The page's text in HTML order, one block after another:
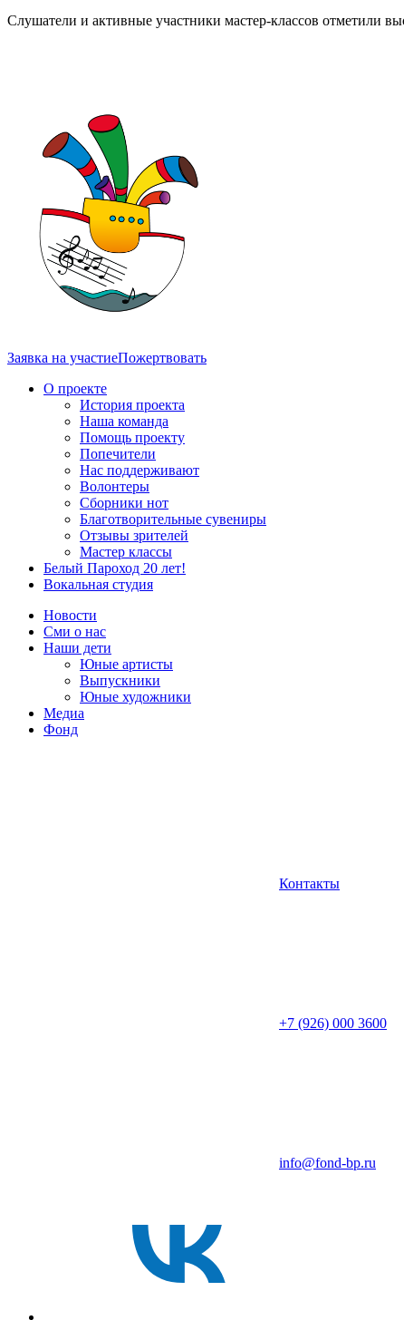
Слушатели и активные участники мастер-классов отметили
Заявка на участиеПожертвовать
О проекте
История проекта
Наша команда
Помощь проекту
Попечители
Нас поддерживают
Волонтеры
Сборники нот
Благотворительные сувениры
Отзывы зрителей
Мастер классы
Белый Пароход 20 лет!
Вокальная студия
Новости
Сми о нас
Наши дети
Юные артисты
Выпускники
Юные художники
Медиа
Фонд
Контакты
+7 (926) 000 3600
info@fond-bp.ru